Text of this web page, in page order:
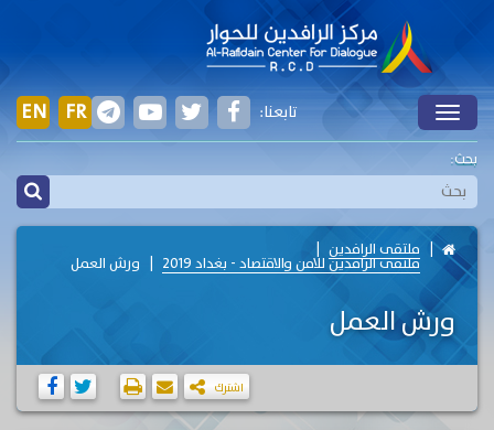
Toggle
EN FR تابعنا:
بحث:
ملتقى الرافدين
ملتقى الرافدين للامن والاقتصاد - بغداد 2019 ورش العمل
ورش العمل
اشترك